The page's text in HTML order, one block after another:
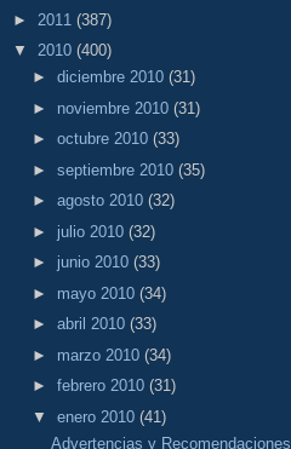
► 2011 (387)
▼ 2010 (400)
► diciembre 2010 (31)
► noviembre 2010 (31)
► octubre 2010 (33)
► septiembre 2010 (35)
► agosto 2010 (32)
► julio 2010 (32)
► junio 2010 (33)
► mayo 2010 (34)
► abril 2010 (33)
► marzo 2010 (34)
► febrero 2010 (31)
▼ enero 2010 (41)
Advertencias y Recomendaciones